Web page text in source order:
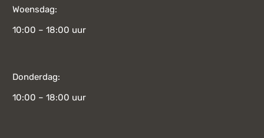
Woensdag:
10:00 – 18:00 uur
Donderdag:
10:00 – 18:00 uur